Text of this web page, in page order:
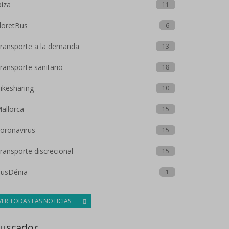
11
6
a la demanda 13
sanitario 18
10
15
15
discrecional 15
1
TODAS LAS NOTICIAS